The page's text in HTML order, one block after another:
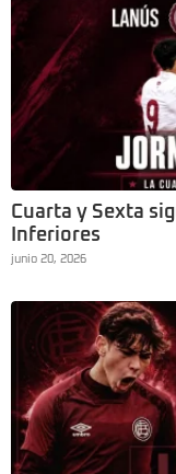
Cuarta y Sexta
Inferiores
junio 20, 2026